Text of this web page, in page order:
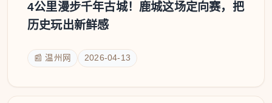
4公里漫步千年古城！鹿城这场定向赛，把
历史玩出新鲜感
📰 温州网 2026-04-13